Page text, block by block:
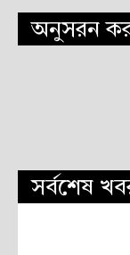
অনুসরন
সর্বশেষ